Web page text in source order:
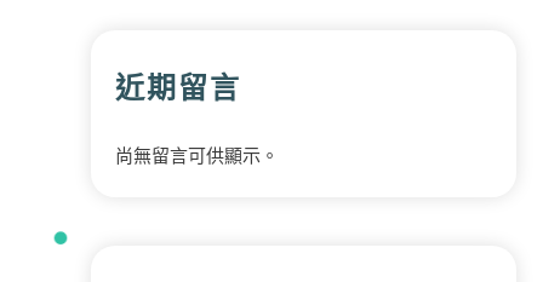
近期留言
尚無留言可供顯示。